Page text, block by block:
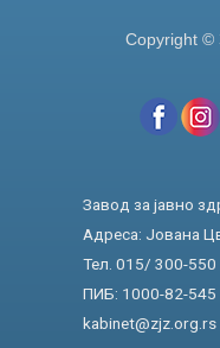
Copyright ©
Завод за јавно
Адреса: Јована
Тел. 015/ 300-550
ПИБ: 1000-82-545
kabinet@zjz.org.rs